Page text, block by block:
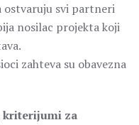
ostvaruju svi partneri
nosilac projekta koji
zahteva su obavezna
za